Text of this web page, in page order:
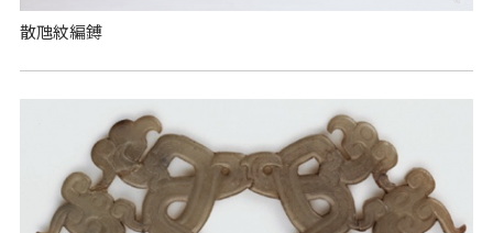
散虺紋編鎛